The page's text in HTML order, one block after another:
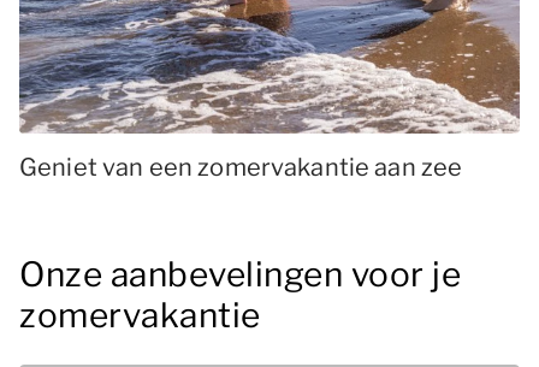
Geniet van een zomervakantie aan zee
Onze aanbevelingen voor je
zomervakantie